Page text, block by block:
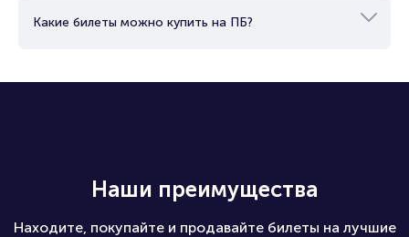
Какие билеты можно купить на ПБ?
Наши преимущества
Находите, покупайте и продавайте билеты на лучшие